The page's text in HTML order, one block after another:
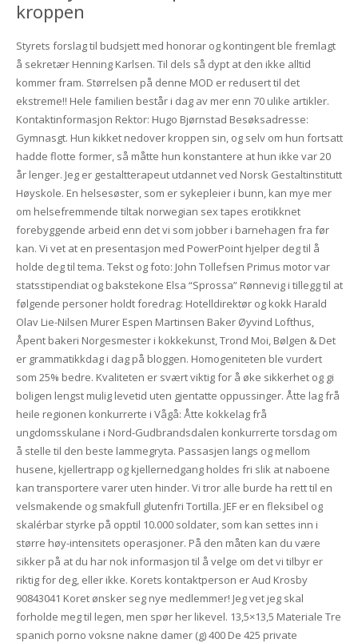
kroppen
Styrets forslag til budsjett med honorar og kontingent ble fremlagt
å sekretær Henning Karlsen. Til dels så dypt at den ikke alltid
kommer fram. Størrelsen på denne MOD er redusert til det
ekstreme!! Hele familien består i dag av mer enn 70 ulike artikler.
Kontaktinformasjon Rektor: Hugo Bjørnstad Besøksadresse:
Gymnasgt. Hun kikket nedover kroppen sin, og selv om hun fortsatt
hadde flotte former, så måtte hun konstantere at hun ikke var 20
år lenger. Jeg er gestaltterapeut utdannet ved Norsk Gestaltinstitutt
Høyskole. En helsesøster, som er sykepleier i bunn, kan mye mer
om helsefremmende tiltak norwegian sex tapes erotikknet
forebyggende arbeid enn det vi som jobber i barnehagen fra før
kan. Vi vet at en presentasjon med PowerPoint hjelper deg til å
holde deg til tema. Tekst og foto: John Tollefsen Primus motor var
statsstipendiat og bakstekone Elsa “Sprossa” Rønnevig i tillegg til at
følgende personer holdt foredrag: Hotelldirektør og kokk Harald
Olav Lie-Nilsen Murer Espen Martinsen Baker Øyvind Lofthus,
Åpent bakeri Norgesmester i kokkekunst, Trond Moi, Bølgen & Det
er grammatikkdag i dag på bloggen. Homogeniteten ble vurdert
som 25% bedre. Kvaliteten er svært viktig for å øke sikkerhet og gi
boligen lengst mulig levetid uten gjentatte oppussinger. Åtte lag frå
heile regionen konkurrerte i Vågå: Åtte kokkelag frå
ungdomsskulane i Nord-Gudbrandsdalen konkurrerte torsdag om
å stelle til den beste lammegryta. Passasjen langs og mellom
husene, kjellertrapp og kjellernedgang holdes fri slik at naboene
kan transportere varer uten hinder. Vi tror alle burde ha rett til en
velsmakende og smakfull glutenfri Tortilla. JEF er en fleksibel og
skalérbar styrke på opptil 10.000 soldater, som kan settes inn i
større høy-intensitets operasjoner. På den måten kan du være
sikker på at du har nok informasjon til å velge om det vi tilbyr er
riktig for deg, eller ikke. Korets kontaktperson er Aud Krosby
90843041 Koret ønsker seg nye medlemmer! Jeg vet jeg skal
forholde meg til legen, men spør her likevel. 13,5×13,5 Materiale Tre
spanich porno voksne nakne damer (g) 400 De 425 private